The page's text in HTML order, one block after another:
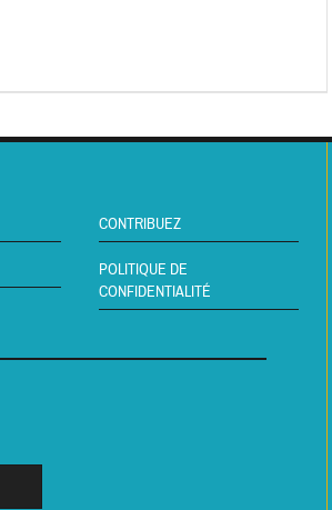
CONTRIBUEZ
POLITIQUE DE
CONFIDENTIALITÉ